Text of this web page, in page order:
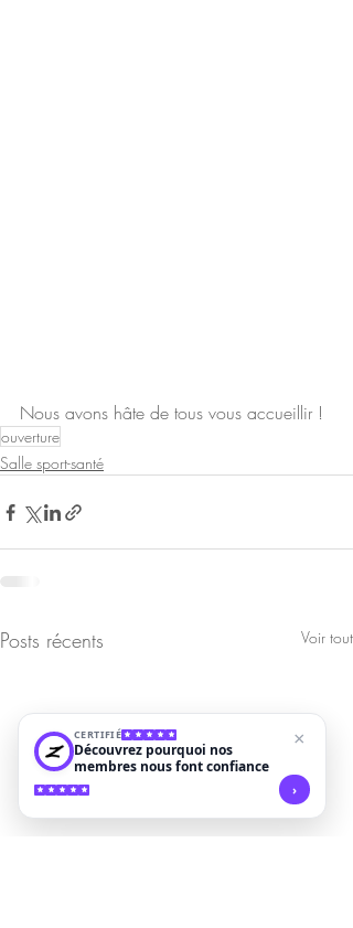
Nous avons hâte de tous vous accueillir !
ouverture
Salle sport-santé
Posts récents Voir tout
CERTIFIÉ
Découvrez pourquoi nos
membres nous font confiance
×
›